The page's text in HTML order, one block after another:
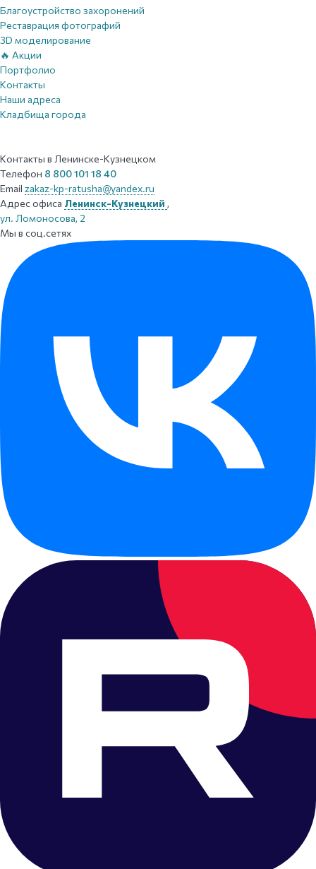
Благоустройство захоронений
Реставрация фотографий
3D моделирование
🔥 Акции
Портфолио
Контакты
Наши адреса
Кладбища города
Контакты в Ленинске-Кузнецком
Телефон 8 800 101 18 40
Email zakaz-kp-ratusha@yandex.ru
Адрес офиса Ленинск-Кузнецкий ,
ул. Ломоносова, 2
Мы в соц.сетях